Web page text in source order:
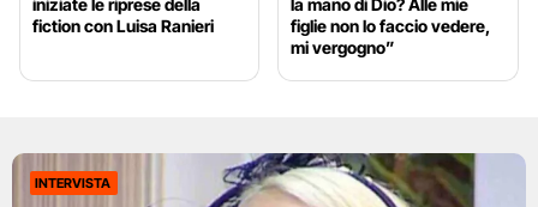
iniziate le riprese della
fiction con Luisa Ranieri
la mano di Dio? Alle mie
figlie non lo faccio vedere,
mi vergogno”
INTERVISTA